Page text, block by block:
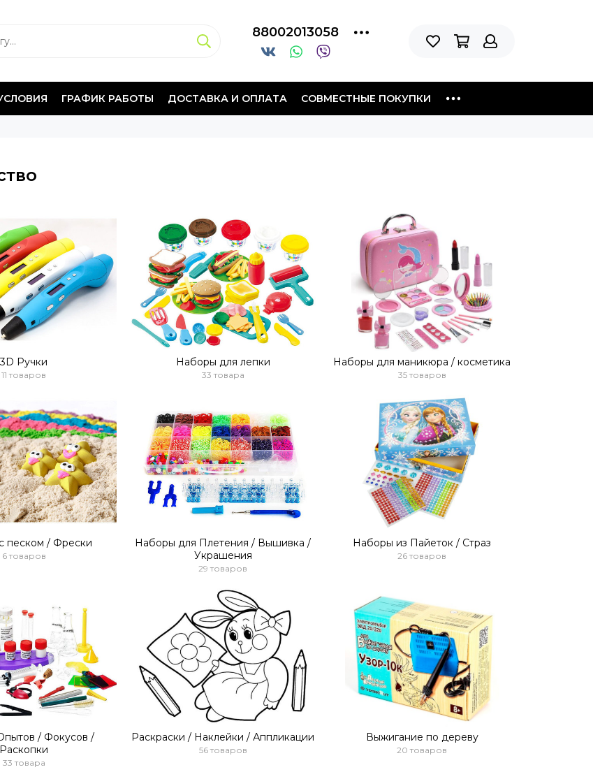
88002013058
ГРАФИК РАБОТЫ ДОСТАВКА И ОПЛАТА СОВМЕСТНЫЕ ПОКУПКИ
3D Ручки
11 товаров
Наборы для лепки
33 товара
Наборы для маникюра / косметика
35 товаров
песком / Фрески
6 товаров
Наборы для Плетения / Вышивка /
Украшения
29 товаров
Наборы из Пайеток / Страз
26 товаров
/ Фокусов /
Раскопки
33 товара
Раскраски / Наклейки / Аппликации
56 товаров
Выжигание по дереву
20 товаров